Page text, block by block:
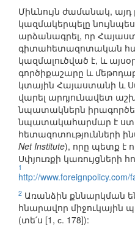
Միևնույն ժամանակ,
կազմակերպելը նույնպես
արձանագրել, որ
գիտահետազոտական
կազմալուծված է, և
գործիքաշարը և
կտային Հայաստանի և
վարել արդյունավետ
նպատակներն
նպատակահարմար է
հետազոտությունների
Net Institute), որը պետք է
Սփյուռքի կառույցների
1
http://
2 Առանձին քննարկման
հնարավոր միջուկային
(տե՛ս [1, с. 178]):